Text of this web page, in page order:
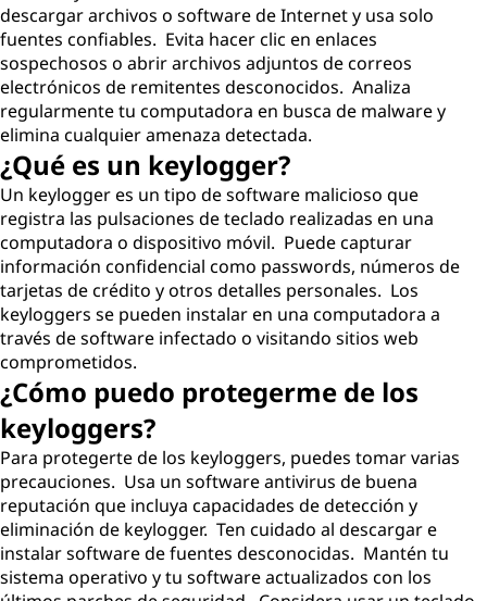
descargar archivos o software de Internet y usa solo
fuentes confiables. Evita hacer clic en enlaces
sospechosos o abrir archivos adjuntos de correos
electrónicos de remitentes desconocidos. Analiza
regularmente tu computadora en busca de malware y
elimina cualquier amenaza detectada.
¿Qué es un keylogger?
Un keylogger es un tipo de software malicioso que
registra las pulsaciones de teclado realizadas en una
computadora o dispositivo móvil. Puede capturar
información confidencial como passwords, números de
tarjetas de crédito y otros detalles personales. Los
keyloggers se pueden instalar en una computadora a
través de software infectado o visitando sitios web
comprometidos.
¿Cómo puedo protegerme de los
keyloggers?
Para protegerte de los keyloggers, puedes tomar varias
precauciones. Usa un software antivirus de buena
reputación que incluya capacidades de detección y
eliminación de keylogger. Ten cuidado al descargar e
instalar software de fuentes desconocidas. Mantén tu
sistema operativo y tu software actualizados con los